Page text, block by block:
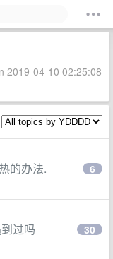
2019-04-10 02:25:08
的办法. 6
过吗 30